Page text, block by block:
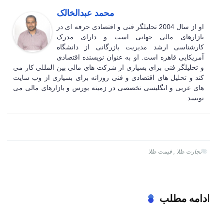
محمد عبدالخالک
او از سال 2004 تحلیلگر فنی و اقتصادی حرفه ای در
بازارهای مالی جهانی است و دارای مدرک
کارشناسی ارشد مدیریت بازرگانی از دانشگاه
آمریکایی قاهره است. او به عنوان نویسنده اقتصادی
و تحلیلگر فنی برای بسیاری از شرکت های مالی بین المللی کار می
کند و تحلیل های اقتصادی و فنی روزانه برای بسیاری از وب سایت
های عربی و انگلیسی تخصصی در زمینه بورس و بازارهای مالی می
نویسد.
تجارت طلا , قیمت طلا
ادامه مطلب